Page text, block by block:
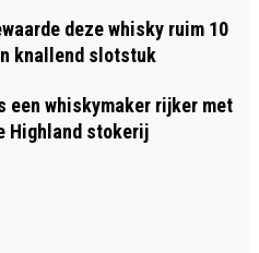
deze whisky ruim 10
knallend slotstuk
een whiskymaker rijker met
Highland stokerij